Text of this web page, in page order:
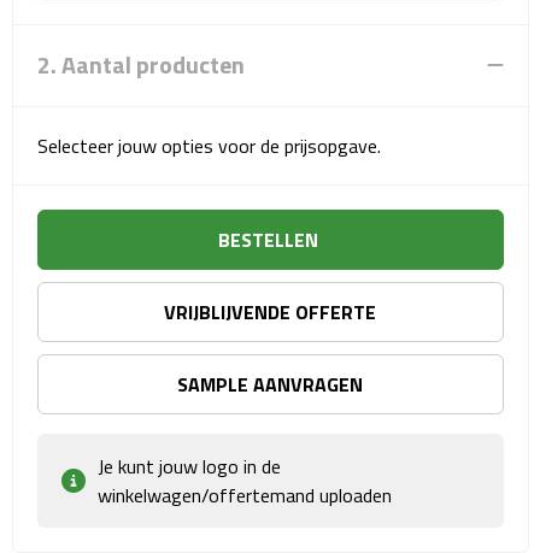
Auto onderhoud
Auto organizers
Auto telefoonhouders
IJskrabbers
Rijbewijs- & kentekenhoezen
2. Aantal producten
Selecteer jouw opties voor de prijsopgave.
BESTELLEN
VRIJBLIJVENDE OFFERTE
SAMPLE AANVRAGEN
Je kunt jouw logo in de
winkelwagen/offertemand uploaden